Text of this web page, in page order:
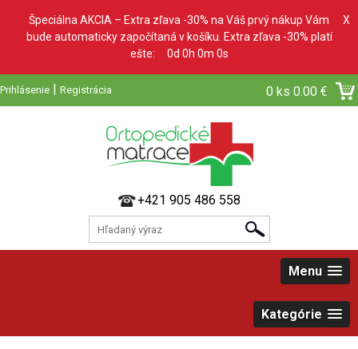
Špeciálna AKCIA – Extra zľava -30% na Váš prvý nákup Vám
bude automaticky započítaná v košíku. Extra zľava -30% platí
ešte: 0d 0h 0m 0s
X
Prihlásenie | Registrácia 0 ks 0.00 €
+421 905 486 558
Menu
Kategórie